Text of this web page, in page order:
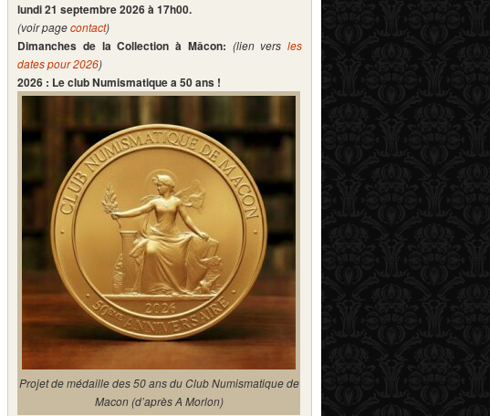
lundi 21 septembre 2026 à 17h00.
(voir pagecontact)
Dimanches de la Collection à Mâcon: (lien vers les
dates pour 2026)
2026 : Le club Numismatique a 50 ans !
Projet de médaille des 50 ans du Club Numismatique de
Macon (d’après A Morlon)